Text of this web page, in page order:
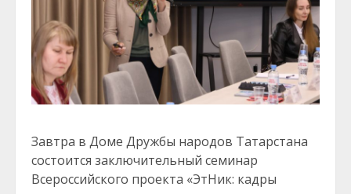
Завтра в Доме Дружбы народов Татарстана
состоится заключительный семинар
Всероссийского проекта «ЭтНик: кадры